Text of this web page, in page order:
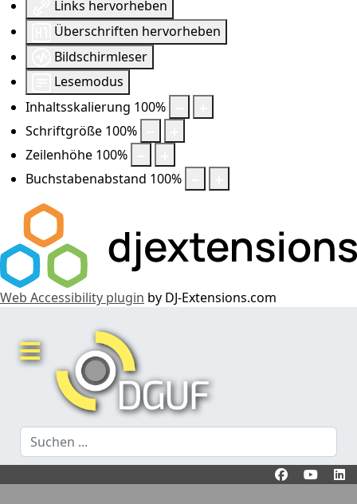
Links hervorheben
Überschriften hervorheben
Bildschirmleser
Lesemodus
Inhaltsskalierung 100%
Schriftgröße 100%
Zeilenhöhe 100%
Buchstabenabstand 100%
Web Accessibility plugin by DJ-Extensions.com
Suchen
...